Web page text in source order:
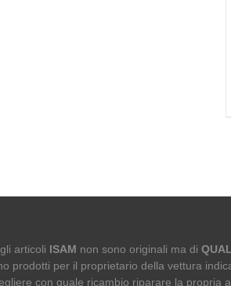
articoli ISAM non sono originali ma di
prodotti per il proprietario della vettura
con quale ricambio riparare la propria